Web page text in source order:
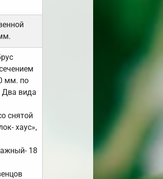
мм. по
Два вида
снятой
хаус»,
18